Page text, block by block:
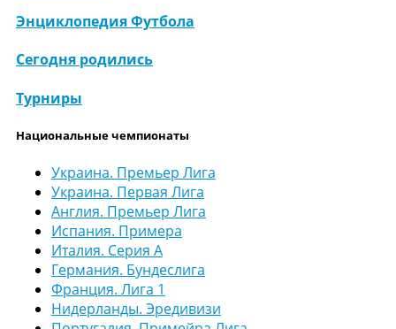
Энциклопедия Футбола
Сегодня родились
Турниры
Национальные чемпионаты
Украина. Премьер Лига
Украина. Первая Лига
Англия. Премьер Лига
Испания. Примера
Италия. Серия А
Германия. Бундеслига
Франция. Лига 1
Нидерланды. Эредивизи